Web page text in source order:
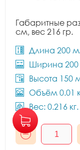
Габаритные
см, вес 216 гр.
Длина 200
Ширина
Высота 150
Объём 0.01
Вес: 0.216 кг.